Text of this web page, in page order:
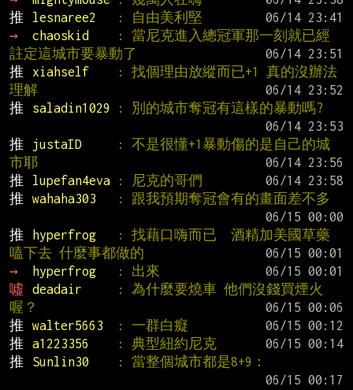
推
lesnaree2 : 自由美利堅
→
chaoskid
: 當尼克進入總冠軍那一刻就已經
註定這城市要暴動了
推
xiahself
: 找個理由放縱而已+1 真的沒辦法
理解
推
saladin1029
: 別的城市奪冠有這樣的暴動嗎?
推
justaID
: 不是很懂+1暴動傷的是自己的城
市耶
推
lupefan4eva : 尼克的哥們
推
wahaha303
: 跟我預期奪冠會有的畫面差不多
推
hyperfrog
: 找藉口嗨而已  酒精加美國草藥
嗑下去 什麼事都做的
→
hyperfrog : 出來
噓
deadair
: 為什麼要燒車 他們沒錢買煙火
喔？
推
walter5663 : 一群白癡
推
a1223356 : 典型紐約尼克
推
Sunlin30
: 當整個城市都是8+9：